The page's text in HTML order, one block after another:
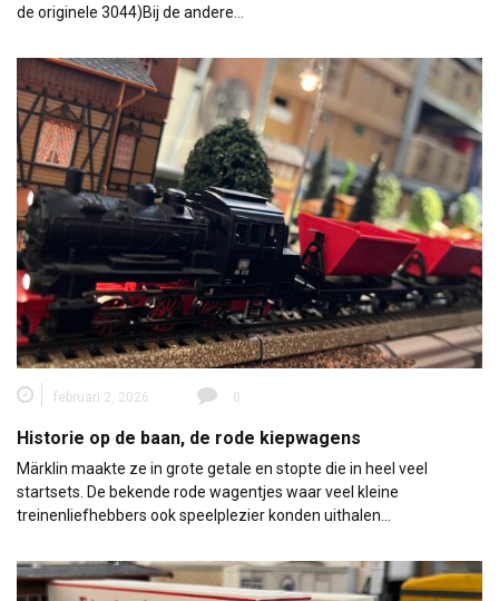
de originele 3044)Bij de andere…
februari 2, 2026 0
Historie op de baan, de rode kiepwagens
Märklin maakte ze in grote getale en stopte die in heel veel
startsets. De bekende rode wagentjes waar veel kleine
treinenliefhebbers ook speelplezier konden uithalen…